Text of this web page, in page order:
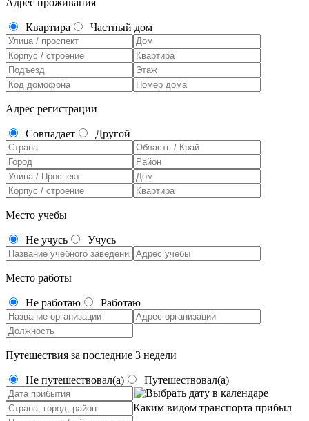
Квартира Частный дом
Адрес регистрации
Совпадает Другой
Место учебы
Не учусь Учусь
Место работы
Не работаю Работаю
Путешествия за последние 3 недели
Не путешествовал(а) Путешествовал(а)
Каким видом транспорта прибыл